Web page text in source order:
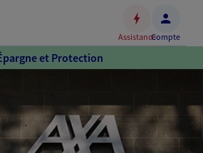
Accéder
au
Accéder
au
pied
AssistanceCompte
et Protection